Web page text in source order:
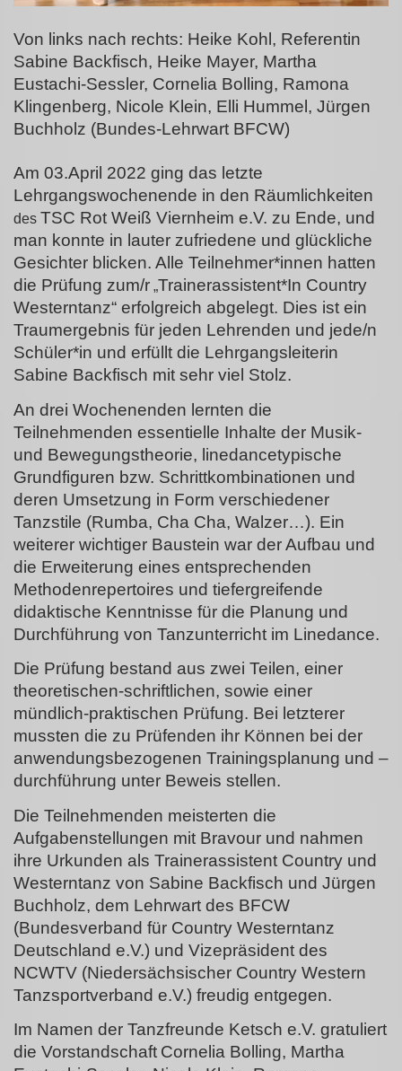
Von links nach rechts: Heike Kohl, Referentin
Sabine Backfisch, Heike Mayer, Martha
Eustachi-Sessler, Cornelia Bolling, Ramona
Klingenberg, Nicole Klein, Elli Hummel, Jürgen
Buchholz (Bundes-Lehrwart BFCW)
Am 03.April 2022 ging das letzte
Lehrgangswochenende in den Räumlichkeiten
des TSC Rot Weiß Viernheim e.V. zu Ende, und
man konnte in lauter zufriedene und glückliche
Gesichter blicken. Alle Teilnehmer*innen hatten
die Prüfung zum/r „Trainerassistent*In Country
Westerntanz“ erfolgreich abgelegt. Dies ist ein
Traumergebnis für jeden Lehrenden und jede/n
Schüler*in und erfüllt die Lehrgangsleiterin
Sabine Backfisch mit sehr viel Stolz.
An drei Wochenenden lernten die
Teilnehmenden essentielle Inhalte der Musik-
und Bewegungstheorie, linedancetypische
Grundfiguren bzw. Schrittkombinationen und
deren Umsetzung in Form verschiedener
Tanzstile (Rumba, Cha Cha, Walzer…). Ein
weiterer wichtiger Baustein war der Aufbau und
die Erweiterung eines entsprechenden
Methodenrepertoires und tiefergreifende
didaktische Kenntnisse für die Planung und
Durchführung von Tanzunterricht im Linedance.
Die Prüfung bestand aus zwei Teilen, einer
theoretischen-schriftlichen, sowie einer
mündlich-praktischen Prüfung. Bei letzterer
mussten die zu Prüfenden ihr Können bei der
anwendungsbezogenen Trainingsplanung und –
durchführung unter Beweis stellen.
Die Teilnehmenden meisterten die
Aufgabenstellungen mit Bravour und nahmen
ihre Urkunden als Trainerassistent Country und
Westerntanz von Sabine Backfisch und Jürgen
Buchholz, dem Lehrwart des BFCW
(Bundesverband für Country Westerntanz
Deutschland e.V.) und Vizepräsident des
NCWTV (Niedersächsischer Country Western
Tanzsportverband e.V.) freudig entgegen.
Im Namen der Tanzfreunde Ketsch e.V. gratuliert
die Vorstandschaft Cornelia Bolling, Martha